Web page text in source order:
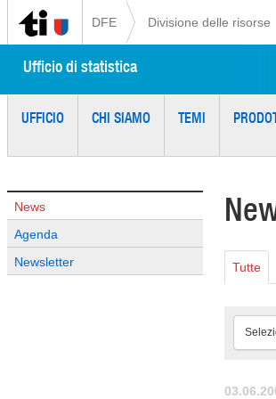
DFE Divisione delle risorse
Ufficio di statistica
UFFICIO CHI SIAMO TEMI
News
Agenda
Newsletter
Tutte